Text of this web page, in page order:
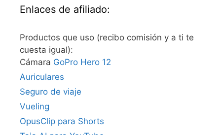
Enlaces de afiliado:
Productos que uso (recibo comisión y a ti te
cuesta igual):
Cámara GoPro Hero 12
Auriculares
Seguro de viaje
Vueling
OpusClip para Shorts